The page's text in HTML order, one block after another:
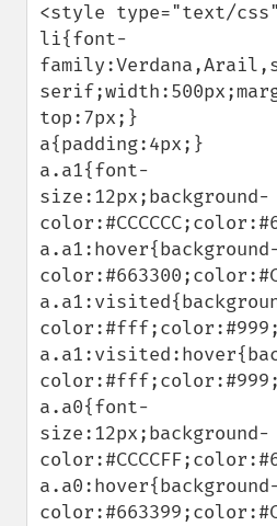
<style type="text/
li{font-
top:7px;}
a{padding:4px;}
a.a1{font-
size:12px;background-
a.a0{font-
size:12px;background-